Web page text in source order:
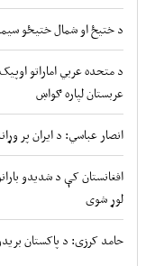
د ختیځ او شمال ختیځو
د متحده عربي اماراتو
عربستان لپاره ګواښ
انصار عباسي: د ایران پر
لوړ شوی
حامد کرزی: د پاکستان